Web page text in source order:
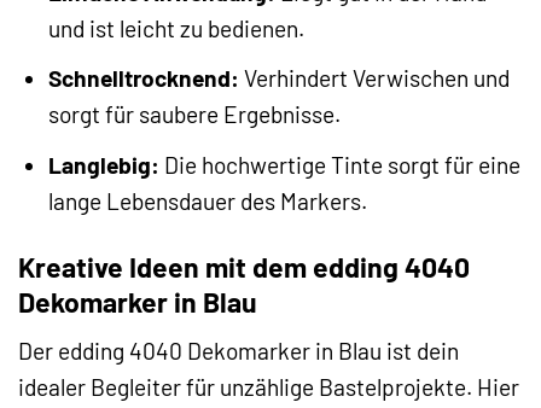
und ist leicht zu bedienen.
Schnelltrocknend: Verhindert Verwischen und
sorgt für saubere Ergebnisse.
Langlebig: Die hochwertige Tinte sorgt für eine
lange Lebensdauer des Markers.
Kreative Ideen mit dem edding 4040
Dekomarker in Blau
Der edding 4040 Dekomarker in Blau ist dein
idealer Begleiter für unzählige Bastelprojekte. Hier